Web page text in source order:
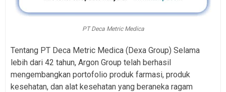
PT Deca Metric Medica
Tentang PT Deca Metric Medica (Dexa Group) Selama
lebih dari 42 tahun, Argon Group telah berhasil
mengembangkan portofolio produk farmasi, produk
kesehatan, dan alat kesehatan yang beraneka ragam